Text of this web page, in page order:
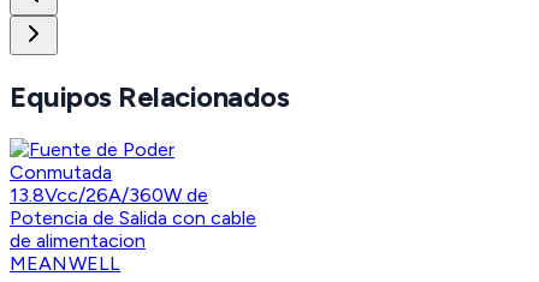
Equipos Relacionados
MEANWELL